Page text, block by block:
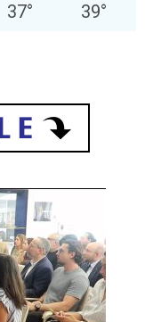
37° 39°